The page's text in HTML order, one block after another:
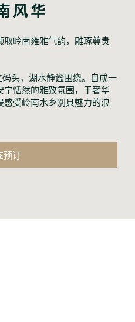
风华
岭南雍雅气韵，雕琢尊贵
头，湖水静谧围绕。自成一
恬然的雅致氛围，于奢华
受岭南水乡别具魅力的浪
预订